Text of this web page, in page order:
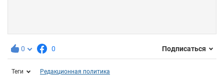
0 0 Подписаться
Теги Редакционная политика